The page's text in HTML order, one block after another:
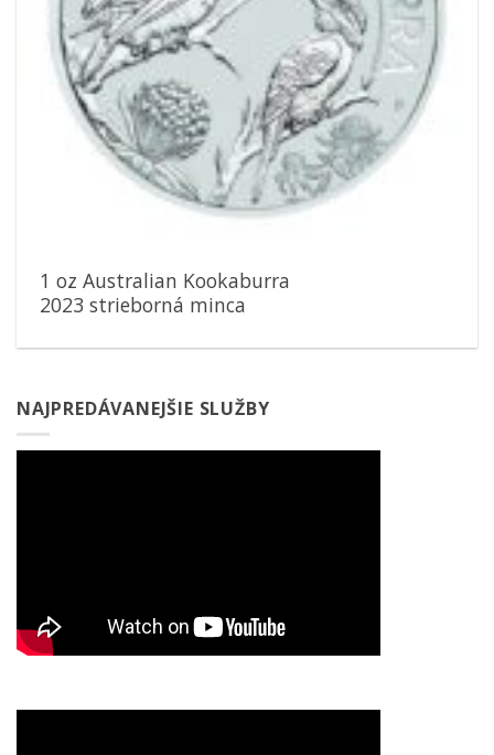
1 oz Australian Kookaburra
2023 strieborná minca
NAJPREDÁVANEJŠIE SLUŽBY